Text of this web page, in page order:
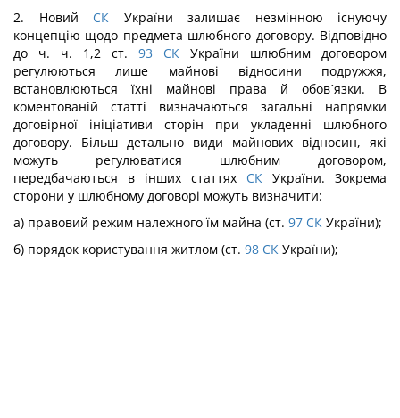
2. Новий СК України залишає незмінною існуючу
концепцію щодо предмета шлюбного договору. Відповідно
до ч. ч. 1,2 ст. 93 СК України шлюбним договором
регулюються лише майнові відносини подружжя,
встановлюються їхні майнові права й обов´язки. В
коментованій статті визначаються загальні напрямки
договірної ініціативи сторін при укладенні шлюбного
договору. Більш детально види майнових відносин, які
можуть регулюватися шлюбним договором,
передбачаються в інших статтях СК України. Зокрема
сторони у шлюбному договорі можуть визначити:
а) правовий режим належного їм майна (ст. 97 СК України);
б) порядок користування житлом (ст. 98 СК України);